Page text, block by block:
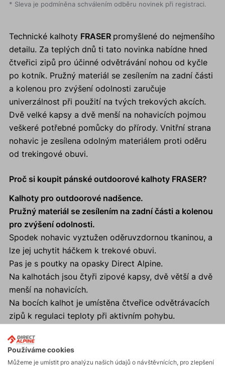
* Sleva je podmíněna schválením odběru novinek při registraci.
Technické kalhoty FRASER promyšlené do nejmenšího
detailu. Za teplých dnů ti tato novinka nabídne hned
čtveřici zipů pro účinné odvětrávání nohou od kyčle
po kotník. Pružný materiál se zesílením na zadní části
a kolenou pro zvýšení odolnosti zaručuje
univerzálnost při použití na tvých trekových akcích.
Dvě velké kapsy a dvě menší na nohavicích pojmou
veškeré potřebné pomůcky do přírody. Vnitřní strana
nohavic je zesílena odolným materiálem proti oděru
od trekingové obuvi.
Proč si koupit pánské outdoorové kalhoty FRASER?
Kalhoty pro outdoorové nadšence.
Pružný materiál se zesílením na zadní části a kolenou
pro zvýšení odolnosti.
Spodek nohavic vyztužen oděruvzdornou tkaninou, a
lze jej uchytit háčkem k trekové obuvi.
Pas je s poutky na opasky Direct Alpine.
Na kalhotách jsou čtyři zipové kapsy, dvě větší a dvě
menší na nohavicích.
Na bocích kalhot je umístěna čtveřice odvětrávacích
zipů k regulaci teploty při aktivním pohybu.
Používáme cookies
Můžeme je umístit pro analýzu našich údajů o návštěvnících, pro zlepšení